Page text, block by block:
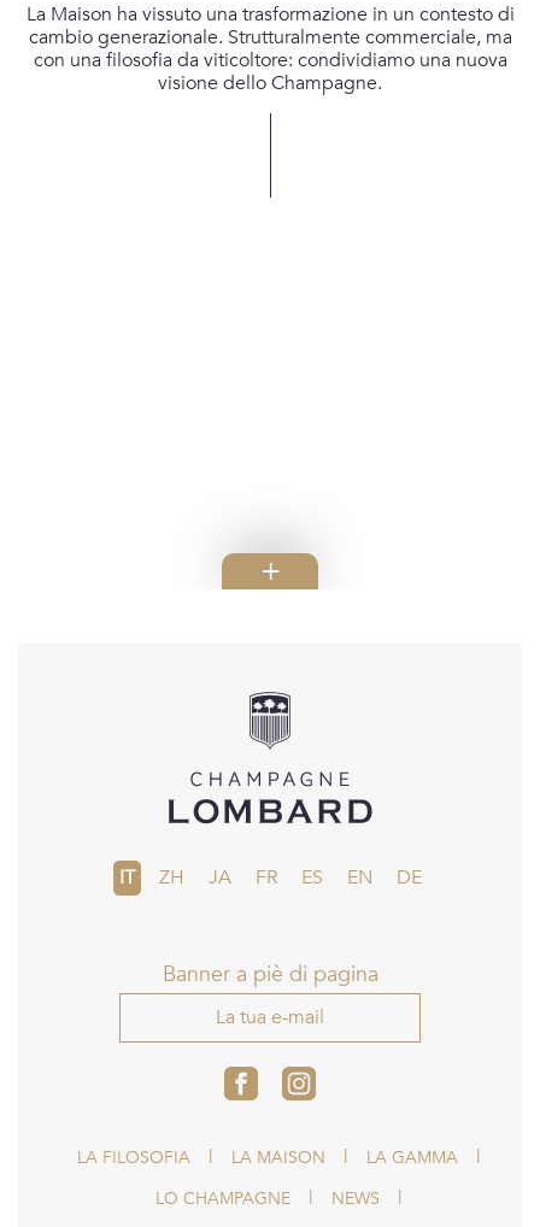
La Maison ha vissuto una trasformazione in un contesto di
cambio generazionale. Strutturalmente commerciale, ma
con una filosofia da viticoltore: condividiamo una nuova
visione dello Champagne.
ZH JA
IT FR ES EN DE
Banner a piè di pagina
La tua e-mail
LA FILOSOFIA LA MAISON
LA GAMMA
LO CHAMPAGNE
NEWS